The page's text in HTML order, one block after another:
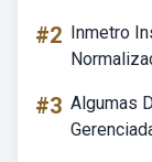
#2 Inmetro
#3 Algumas